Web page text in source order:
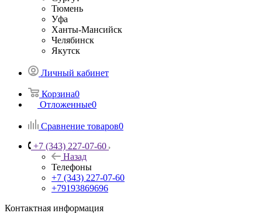
Тюмень
Уфа
Ханты-Мансийск
Челябинск
Якутск
Личный кабинет
Корзина0
Отложенные0
Сравнение товаров0
+7 (343) 227-07-60
Назад
Телефоны
+7 (343) 227-07-60
+79193869696
Контактная информация